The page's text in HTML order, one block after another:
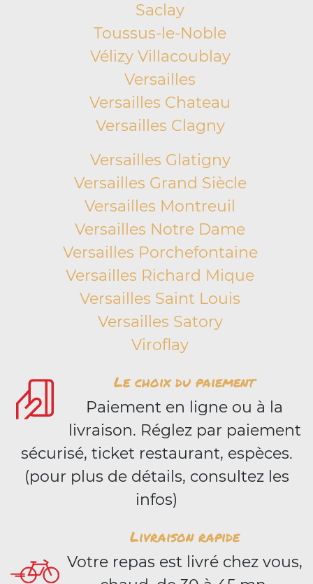
Saclay
Toussus-le-Noble
Vélizy Villacoublay
Versailles
Versailles Chateau
Versailles Clagny
Versailles Glatigny
Versailles Grand Siècle
Versailles Montreuil
Versailles Notre Dame
Versailles Porchefontaine
Versailles Richard Mique
Versailles Saint Louis
Versailles Satory
Viroflay
Le choix du paiement
Paiement en ligne ou à la
livraison. Réglez par paiement
sécurisé, ticket restaurant, espèces.
(pour plus de détails, consultez les
infos)
Livraison rapide
Votre repas est livré chez vous,